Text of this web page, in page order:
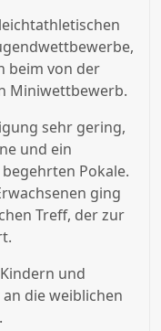
beim von der
Miniwettbewerb.
sehr gering,
und ein
Pokale.
ging
Treff, der zur
und
an die weiblichen